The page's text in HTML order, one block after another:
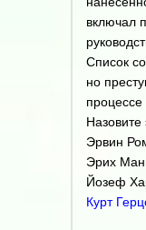
включал
Список
но
процессе
Назовите
Эрвин
Эрих
Йозеф
Курт